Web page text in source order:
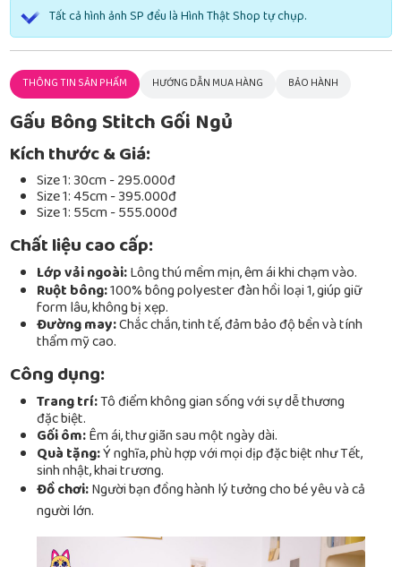
Tất cả hình ảnh SP đều là Hình Thật Shop tự chụp.
THÔNG TIN SẢN PHẨM HƯỚNG DẪN MUA HÀNG BẢO HÀNH
Gấu Bông Stitch Gối Ngủ
Kích thước & Giá:
Size 1: 30cm - 295.000đ
Size 1: 45cm - 395.000đ
Size 1: 55cm - 555.000đ
Chất liệu cao cấp:
Lớp vải ngoài:Lông thú mềm mịn, êm ái khi chạm vào.
Ruột bông:100% bông polyester đàn hồi loại 1, giúp giữ
form lâu, không bị xẹp.
Đường may:Chắc chắn, tinh tế, đảm bảo độ bền và tính
thẩm mỹ cao.
Công dụng:
Trang trí:Tô điểm không gian sống với sự dễ thương
đặc biệt.
Gối ôm:Êm ái, thư giãn sau một ngày dài.
Quà tặng:Ý nghĩa, phù hợp với mọi dịp đặc biệt như Tết,
sinh nhật, khai trương.
Đồ chơi:Người bạn đồng hành lý tưởng cho bé yêu và cả
người lớn.